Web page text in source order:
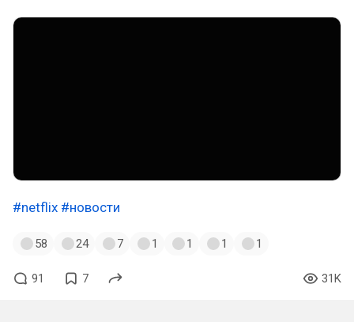
#netflix #новости
58 24 7 1 1 1 1
91 7 31K